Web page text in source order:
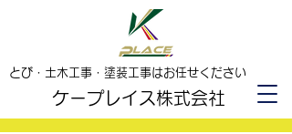
とび・土木工事・塗装工事はお任せください
ケープレイス株式会社